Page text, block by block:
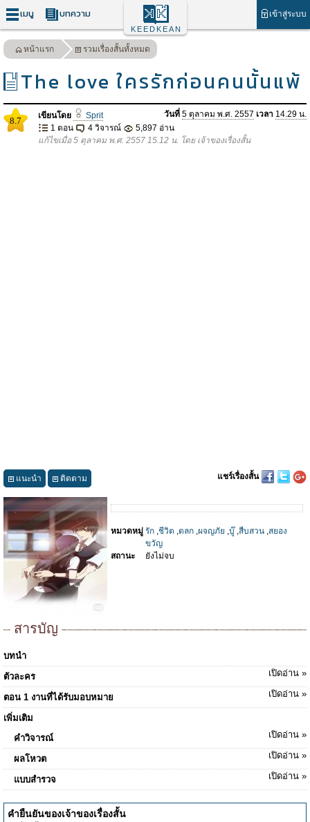
เมนู บทความ เข้าสู่ระบบ
KEEDKEAN
หน้าแรก รวมเรื่องสั้นทั้งหมด
The love ใครรักก่อนคนนั้นแพ้
8.7 เขียนโดย Sprit วันที่ 5 ตุลาคม พ.ศ. 2557 เวลา 14.29 น.
1 ตอน
4 วิจารณ์
5,897 อ่าน
แก้ไขเมื่อ 5 ตุลาคม พ.ศ. 2557 15.12 น. โดย เจ้าของเรื่องสั้น
แนะนำ ติดตาม แชร์เรื่องสั้น
หมวดหมู่ รัก ,ชีวิต ,ตลก ,ผจญภัย ,บู๊,สืบสวน ,สยอง
ขวัญ
สถานะ
ยังไม่จบ
สารบัญ
บทนำ
ตัวละคร
เปิดอ่าน »
ตอน 1 งานที่ได้รับมอบหมาย เปิดอ่าน »
เพิ่มเติม
คำวิจารณ์
เปิดอ่าน »
ผลโหวต เปิดอ่าน »
แบบสำรวจ เปิดอ่าน »
คำยืนยันของเจ้าของเรื่องสั้น